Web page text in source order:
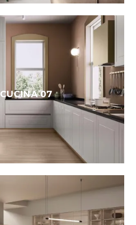
CUCINA 07